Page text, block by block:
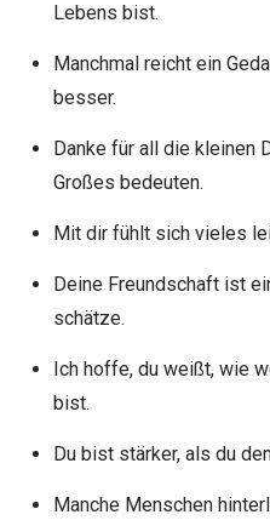
Lebens bist.
Manchmal reicht ein
besser.
Danke für all die kleinen
Großes bedeuten.
Mit dir fühlt sich vieles
Deine Freundschaft ist
schätze.
Ich hoffe, du weißt, wie
bist.
Du bist stärker, als du
Manche Menschen